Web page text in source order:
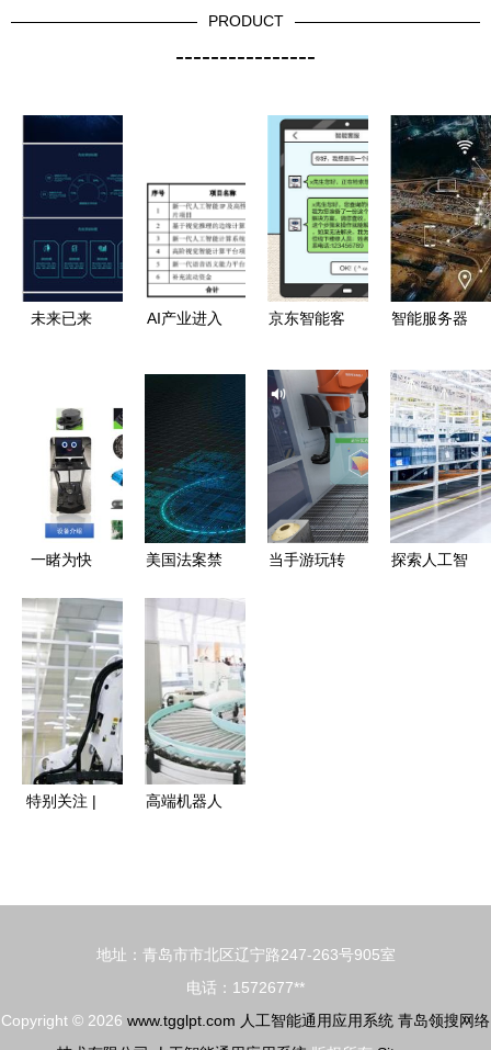
PRODUCT
----------------
未来已来
赋能商务创
新
AI产业进入
用应用系统
京东智能客
言犀亮相
2020京东
人工智能大
会
智能服务器
在服务器领
域的关键知
识与通用应
用系统
一睹为快
上新，探索
人工智能通
用应用系统
的新前沿
美国法案禁
康威视设备
全球供应链
重塑的研究
与启示
当手游玩转
探索人工智
特别关注 |
业数智融合
高端机器人
项目 人工
智能通用应
用系统助力
地址：青岛市市北区辽宁路247-263号905室
电话：1572677**
Copyright © 2026 www.tgglpt.com 人工智能通用应用系统 青岛领搜网络